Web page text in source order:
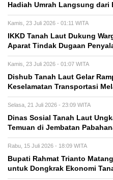
Hadiah Umrah Langsung dari
Kamis, 23 Juli 2026 - 01:11 WITA
IKKD Tanah Laut Dukung
Aparat Tindak Dugaan
Kamis, 23 Juli 2026 - 01:07 WITA
Dishub Tanah Laut Gelar
Keselamatan Transportasi
Selasa, 21 Juli 2026 - 23:09 WITA
Dinas Sosial Tanah Laut
Temuan di Jembatan
Rabu, 15 Juli 2026 - 18:09 WITA
Bupati Rahmat Trianto
untuk Dongkrak Ekonomi